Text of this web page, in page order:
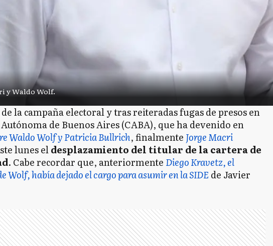
y Waldo Wolf.
la campaña electoral y tras reiteradas fugas de presos en
de Buenos Aires (CABA), que ha devenido en
Waldo Wolf y Patricia Bullrich, finalmente Jorge Macri
lunes eldesplazamiento del titular de la cartera de
. Cabe recordar que, anteriormente Diego Kravetz, el
Wolf, había dejado el cargo para asumir en la SIDE de Javier